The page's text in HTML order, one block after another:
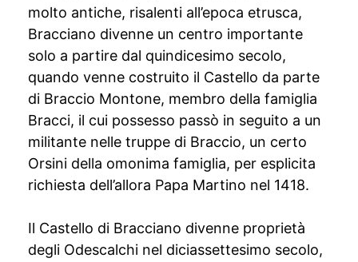
molto antiche, risalenti all’epoca etrusca,
Bracciano divenne un centro importante
solo a partire dal quindicesimo secolo,
quando venne costruito il Castello da parte
di Braccio Montone, membro della famiglia
Bracci, il cui possesso passò in seguito a un
militante nelle truppe di Braccio, un certo
Orsini della omonima famiglia, per esplicita
richiesta dell’allora Papa Martino nel 1418.
Il Castello di Bracciano divenne proprietà
degli Odescalchi nel diciassettesimo secolo,